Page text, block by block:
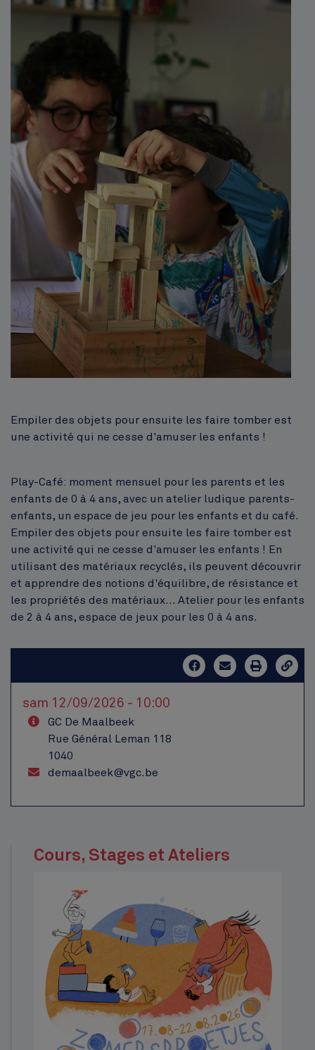
Empiler des objets pour ensuite les faire tomber est
une activité qui ne cesse d'amuser les enfants !
Play-Café: moment mensuel pour les parents et les
enfants de 0 à 4 ans, avec un atelier ludique parents-
enfants, un espace de jeu pour les enfants et du café.
Empiler des objets pour ensuite les faire tomber est
une activité qui ne cesse d'amuser les enfants ! En
utilisant des matériaux recyclés, ils peuvent découvrir
et apprendre des notions d'équilibre, de résistance et
les propriétés des matériaux... Atelier pour les enfants
de 2 à 4 ans, espace de jeux pour les 0 à 4 ans.
sam 12/09/2026 - 10:00
GC De Maalbeek
Rue Général Leman 118
1040
demaalbeek@vgc.be
Cours, Stages et Ateliers